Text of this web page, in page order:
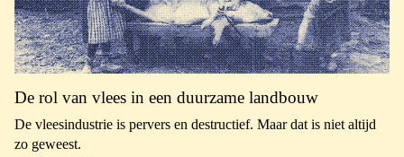
De rol van vlees in een duurzame landbouw
De vleesindustrie is pervers en destructief. Maar dat is niet altijd
zo geweest.